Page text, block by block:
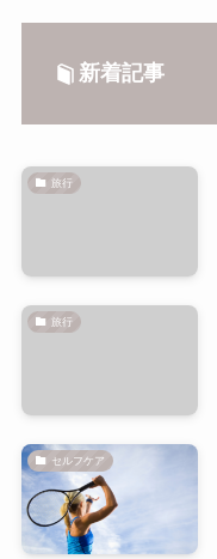
新着記事
旅行
旅行
セルフケア